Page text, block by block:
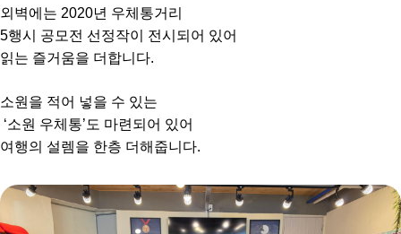
외벽에는 2020년 우체통거리
5행시 공모전 선정작이 전시되어 있어
읽는 즐거움을 더합니다.
소원을 적어 넣을 수 있는
‘소원 우체통’도 마련되어 있어
여행의 설렘을 한층 더해줍니다.